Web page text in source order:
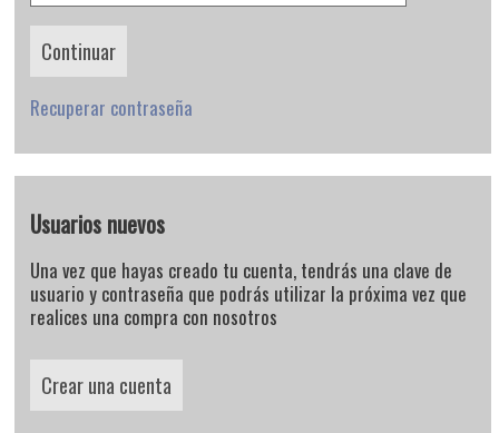
Recuperar contraseña
Usuarios nuevos
Una vez que hayas creado tu cuenta, tendrás una clave de
usuario y contraseña que podrás utilizar la próxima vez que
realices una compra con nosotros
Crear una cuenta